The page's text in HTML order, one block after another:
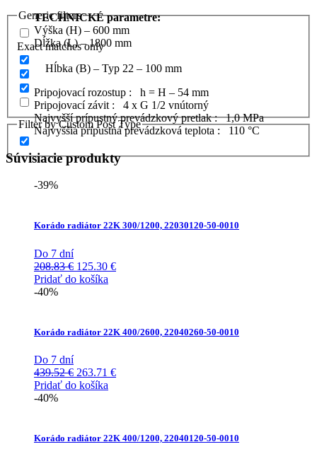
Generic filters
Exact matches only
Filter by Custom Post Type
TECHNICKÉ parametre:
Výška (H) – 600 mm
Dĺžka (L) – 1800 mm
Hĺbka (B) – Typ 22 – 100 mm
Pripojovací rozostup : h = H – 54 mm
Pripojovací závit : 4 x G 1/2 vnútorný
Najvyšší prípustný prevádzkový pretlak : 1,0 MPa
Najvyššia prípustná prevádzková teplota : 110 °C
Súvisiacie produkty
-39%
Korádo radiátor 22K 300/1200, 22030120-50-0010
Do 7 dní
208.83€ Pôvodná
cena
125.30 €Aktuálna
Pridať do košíka
-40%
Korádo radiátor 22K 400/2600, 22040260-50-0010
Do 7 dní
439.52€ Pôvodná
cena
263.71 €Aktuálna
Pridať do košíka
-40%
Korádo radiátor 22K 400/1200, 22040120-50-0010